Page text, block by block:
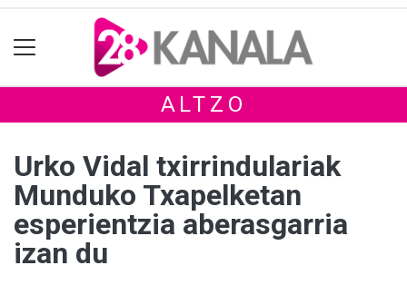
ALTZO
Urko Vidal txirrindulariak
Munduko Txapelketan
esperientzia aberasgarria
izan du